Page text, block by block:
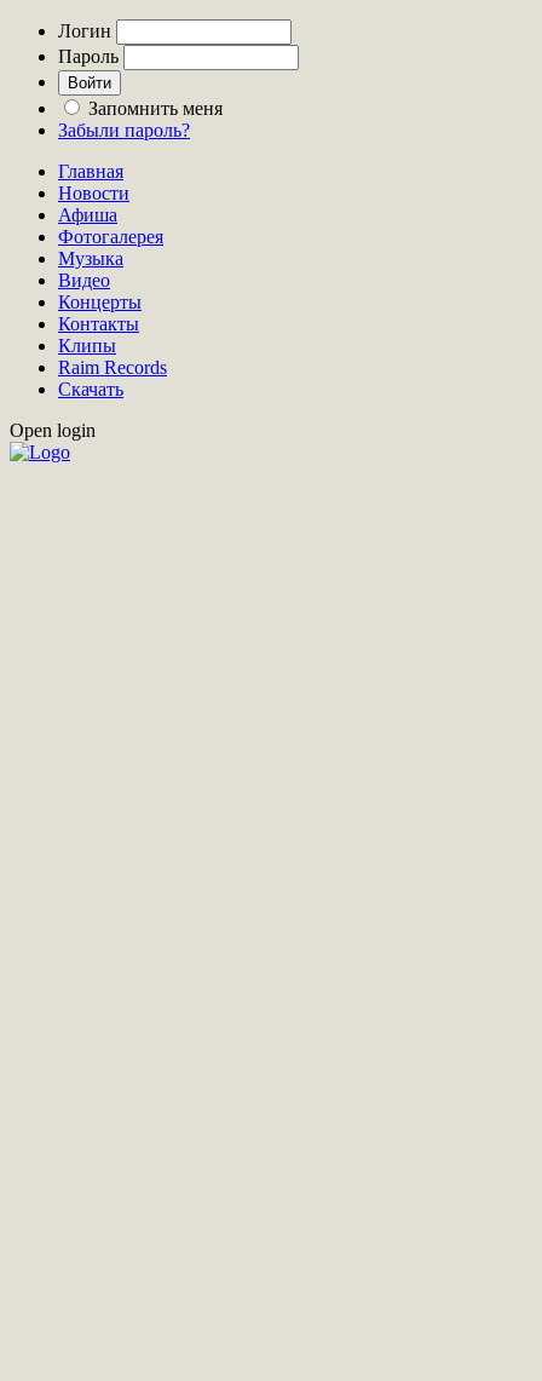
Логин
Пароль
Запомнить меня
Забыли пароль?
Главная
Новости
Афиша
Фотогалерея
Музыка
Видео
Концерты
Контакты
Клипы
Raim Records
Скачать
Open login